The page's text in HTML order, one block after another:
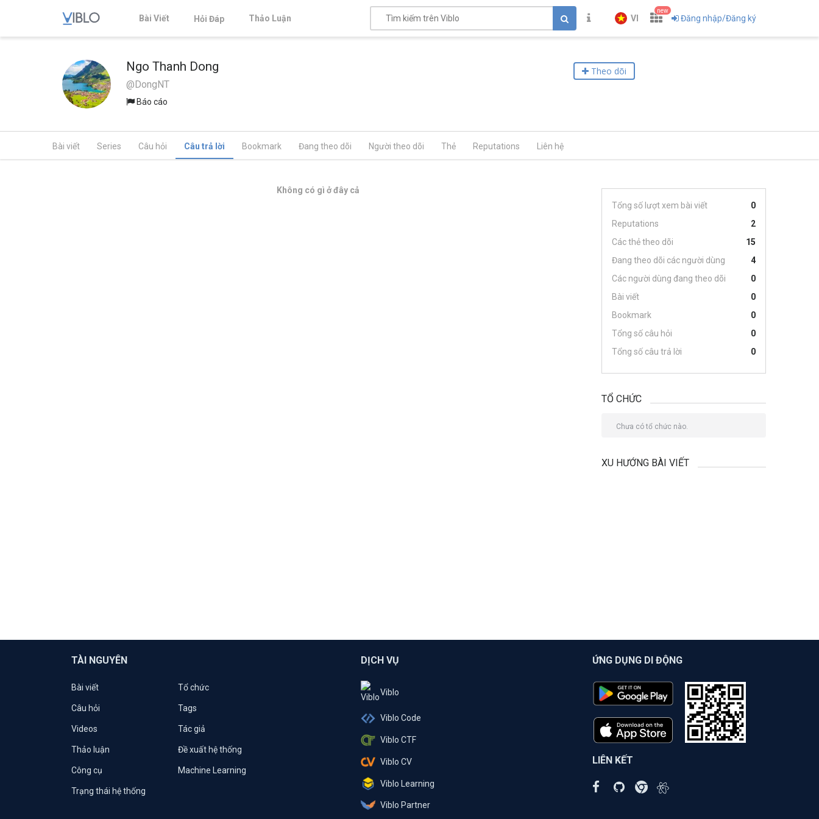
Bài Viết Hỏi Đáp Thảo Luận VI
new
Đăng nhập/Đăng ký
Ngo Thanh Dong
@DongNT
Báo cáo
Theo dõi
Bài viết Series Câu hỏi Câu trả lời Bookmark Đang theo dõi Người theo dõi Thẻ Reputations Liên hệ
Không có gì ở đây cả
Tổng số lượt xem bài viết
0
Reputations
2
Các thẻ theo dõi
15
Đang theo dõi các người dùng
4
Các người dùng đang theo dõi
0
Bài viết
0
Bookmark
0
Tổng số câu hỏi
0
Tổng số câu trả lời
0
TỔ CHỨC
Chưa có tổ chức nào.
XU HƯỚNG BÀI VIẾT
TÀI NGUYÊN
Bài viết Tổ chức
Câu hỏi Tags
Videos Tác giả
Thảo luận Đề xuất hệ thống
Công cụ Machine Learning
Trạng thái hệ thống
DỊCH VỤ
Viblo
Viblo Code
Viblo CTF
Viblo CV
Viblo Learning
Viblo Partner
ỨNG DỤNG DI ĐỘNG
LIÊN KẾT